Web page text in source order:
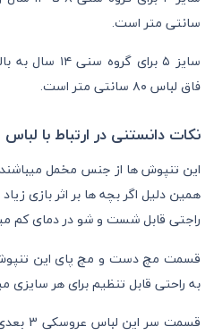
سانتی متر است.
سایز ۵ برای
فاق لباس ۸۰ سانتی متر است.
نکات دانستنی در ارتباط با
این تنپوش ها از جنس مخمل
همین دلیل اگر بچه ها بر اثر بازی
راجتی قابل شست و شو در دمای کم
قسمت مچ دست و مچ پای این
به راحتی قابل تنظیم برای هر سایزی
قسمت